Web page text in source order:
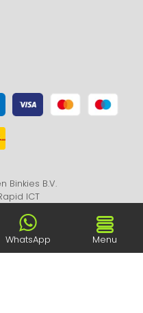
Binkies B.V.
ICT
WhatsApp Menu